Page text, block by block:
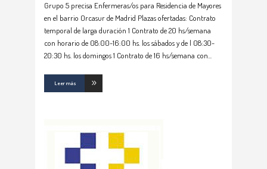
Grupo 5 precisa Enfermeras/os para Residencia de Mayores
en el barrio Orcasur de Madrid Plazas ofertadas: Contrato
temporal de larga duración 1 Contrato de 20 hs/semana
con horario de 08:00-16:00 hs. los sábados y de l 08:30-
20:30 hs. los domingos 1 Contrato de 16 hs/semana con
Leer más